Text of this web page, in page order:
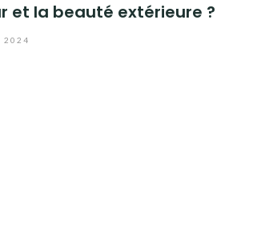
et la beauté extérieure ?
2024